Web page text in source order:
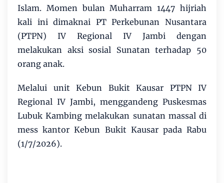
Islam. Momen bulan Muharram 1447 hijriah
kali ini dimaknai PT Perkebunan Nusantara
(PTPN) IV Regional IV Jambi dengan
melakukan aksi sosial Sunatan terhadap 50
orang anak.
Melalui unit Kebun Bukit Kausar PTPN IV
Regional IV Jambi, menggandeng Puskesmas
Lubuk Kambing melakukan sunatan massal di
mess kantor Kebun Bukit Kausar pada Rabu
(1/7/2026).